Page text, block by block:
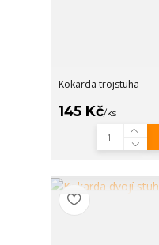
Kokarda trojstuha
145 Kč/ks